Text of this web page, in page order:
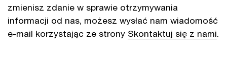
zmienisz zdanie w sprawie otrzymywania
informacji od nas, możesz wysłać nam wiadomość
e-mail korzystając ze strony Skontaktuj się z nami.